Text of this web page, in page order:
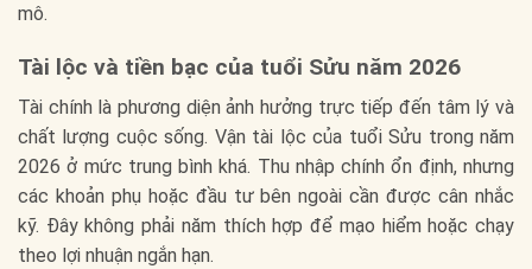
mô.
Tài lộc và tiền bạc của tuổi Sửu năm 2026
Tài chính là phương diện ảnh hưởng trực tiếp đến tâm lý và
chất lượng cuộc sống. Vận tài lộc của tuổi Sửu trong năm
2026 ở mức trung bình khá. Thu nhập chính ổn định, nhưng
các khoản phụ hoặc đầu tư bên ngoài cần được cân nhắc
kỹ. Đây không phải năm thích hợp để mạo hiểm hoặc chạy
theo lợi nhuận ngắn hạn.